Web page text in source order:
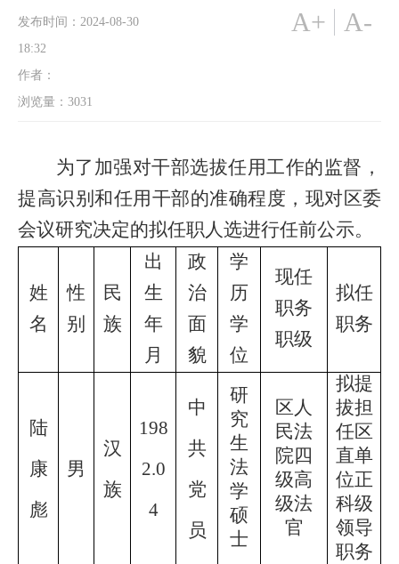
发布时间：2024-08-30
18:32
作者：
浏览量： 3031
A+ A-
为了加强对干部选拔任用工作的监督，
提高识别和任用干部的准确程度，现对区委
会议研究决定的拟任职人选进行任前公示。
姓
名
性
别
民
族
出
生
年
月
政
治
面
貌
学
历
学
位
现任
职务
职级
拟任
职务
陆
康
彪
男
汉
族
198
2.0
4
中
共
党
员
研
究
生
法
学
硕
士
区人
民法
院四
级高
级法
官
拟提
拔担
任区
直单
位正
科级
领导
职务